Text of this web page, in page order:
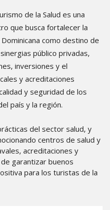
de la Salud es una
que busca fortalecer la
como destino de
público privadas,
inversiones y el
y acreditaciones
y seguridad de los
país y la región.
del sector salud, y
centros de salud y
acreditaciones y
garantizar buenos
para los turistas de la